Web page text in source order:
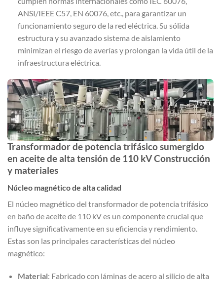
ANSI/IEEE C57, EN 60076, etc., para garantizar un
funcionamiento seguro de la red eléctrica. Su sólida
estructura y su avanzado sistema de aislamiento
minimizan el riesgo de averías y prolongan la vida útil de la
infraestructura eléctrica.
Transformador de potencia trifásico sumergido
en aceite de alta tensión de 110 kV Construcción
y materiales
Núcleo magnético de alta calidad
El núcleo magnético del transformador de potencia trifásico
en baño de aceite de 110 kV es un componente crucial que
influye significativamente en su eficiencia y rendimiento.
Estas son las principales características del núcleo
magnético:
Material: Fabricado con láminas de acero al silicio de alta